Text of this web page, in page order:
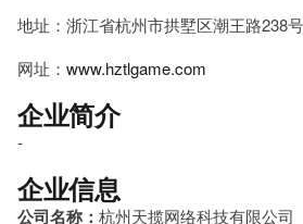
地址：浙江省杭州市拱墅区潮王路238
网址： www.hztlgame.com
企业简介
-
企业信息
公司名称： 杭州天揽网络科技有限公司